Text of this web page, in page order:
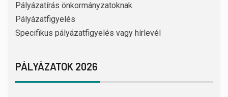
Pályázatírás önkormányzatoknak
Pályázatfigyelés
Specifikus pályázatfigyelés vagy hírlevél
PÁLYÁZATOK 2026